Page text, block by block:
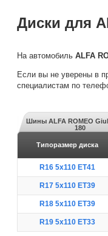
Диски для
На автомобиль ALFA
Если вы не уверены в
специалистам по
Шины ALFA ROMEO
180
Типоразмер диска
R16 5x110 ET41
R17 5x110 ET39
R18 5x110 ET39
R19 5x110 ET33